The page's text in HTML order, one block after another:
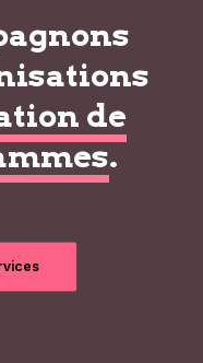
de
.